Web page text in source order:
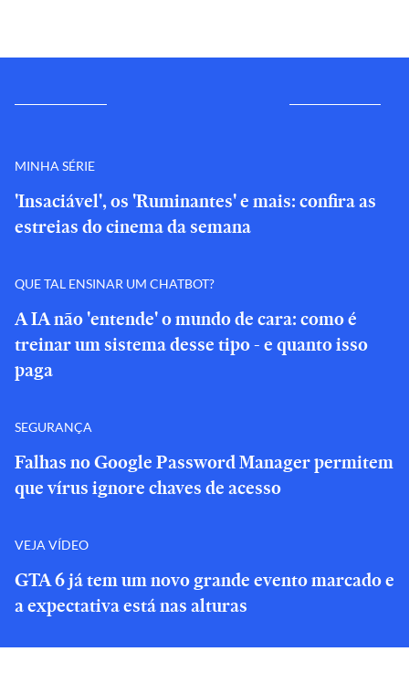
MINHA SÉRIE
'Insaciável', os 'Ruminantes' e mais: confira as
estreias do cinema da semana
QUE TAL ENSINAR UM CHATBOT?
A IA não 'entende' o mundo de cara: como é
treinar um sistema desse tipo - e quanto isso
paga
SEGURANÇA
Falhas no Google Password Manager permitem
que vírus ignore chaves de acesso
VEJA VÍDEO
GTA 6 já tem um novo grande evento marcado e
a expectativa está nas alturas